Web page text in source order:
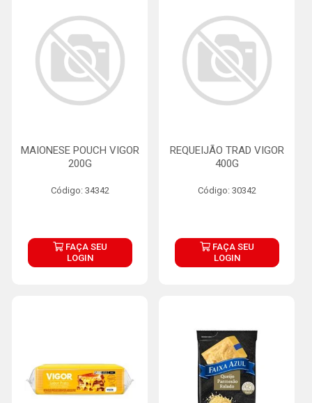
MAIONESE POUCH VIGOR
200G
Código: 34342
FAÇA SEU
LOGIN
REQUEIJÃO TRAD VIGOR
400G
Código: 30342
FAÇA SEU
LOGIN